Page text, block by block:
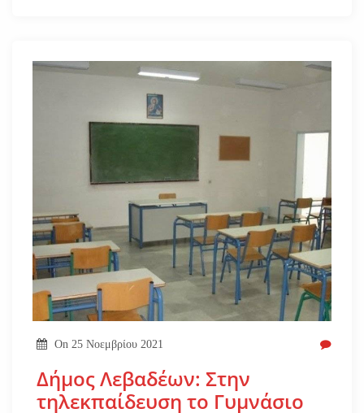
On 25 Νοεμβρίου 2021
Δήμος Λεβαδέων: Στην
τηλεκπαίδευση το Γυμνάσιο